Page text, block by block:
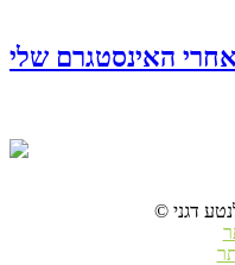
האינסטגרם שלי
דגני